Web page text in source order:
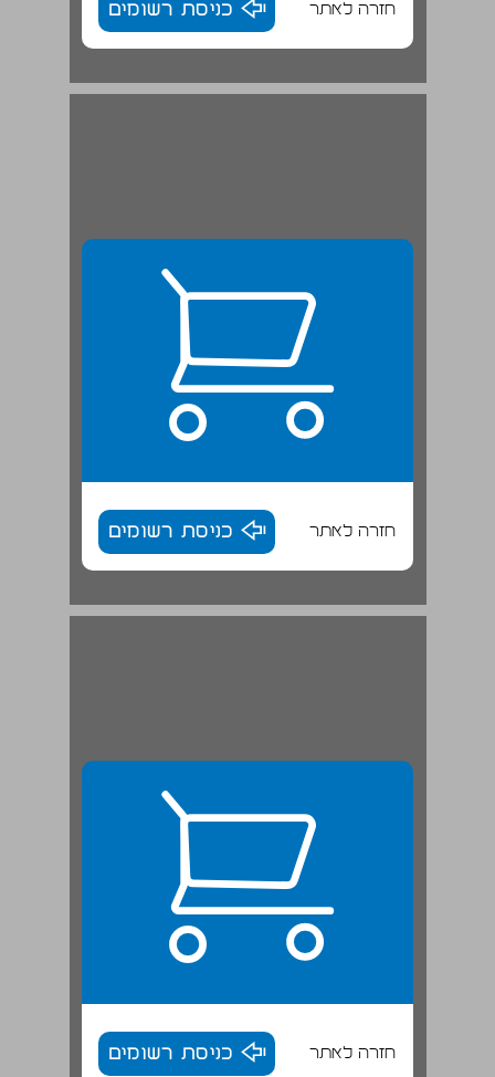
חזרה לאתר כניסת רשומים
חזרה לאתר כניסת רשומים
חזרה לאתר כניסת רשומים